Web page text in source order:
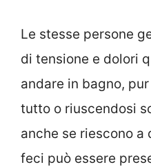
Le stesse persone
di tensione e dolori
andare in bagno,
tutto o riuscendosi
anche se riescono a
feci può essere